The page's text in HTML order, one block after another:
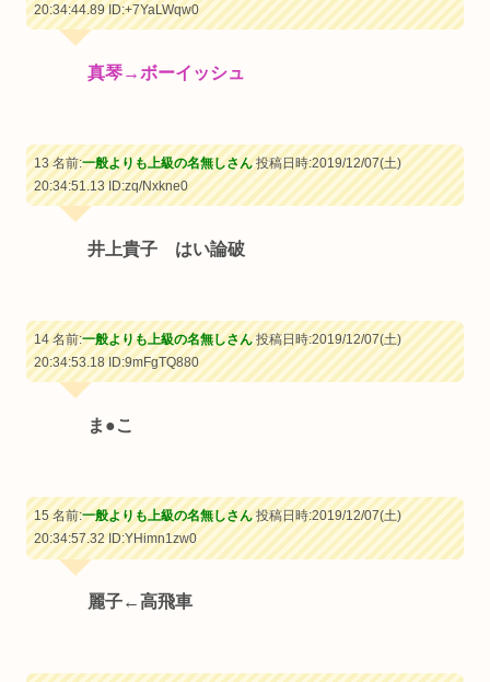
20:34:44.89ID:+7YaLWqw0
真琴→ボーイッシュ
13 名前:一般よりも上級の名無しさん投稿日時:2019/12/07(土)
20:34:51.13ID:zq/Nxkne0
井上貴子 はい論破
14 名前:一般よりも上級の名無しさん投稿日時:2019/12/07(土)
20:34:53.18ID:9mFgTQ880
ま●こ
15 名前:一般よりも上級の名無しさん投稿日時:2019/12/07(土)
20:34:57.32ID:YHimn1zw0
麗子←高飛車